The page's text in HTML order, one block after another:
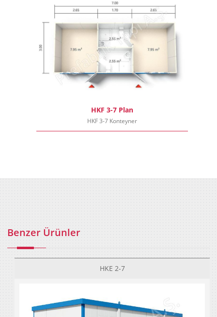
HKF 3-7 Plan
HKF 3-7 Konteyner
Benzer Ürünler
HKE 2-7